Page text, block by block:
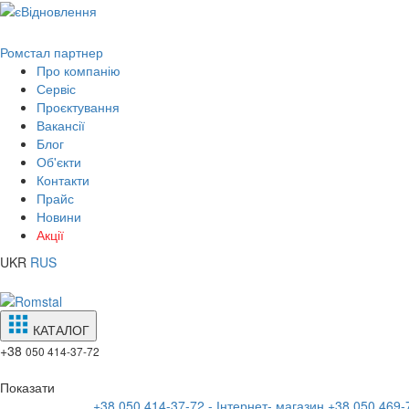
Ромстал партнер
Про компанію
Сервіс
Проєктування
Вакансії
Блог
Об'єкти
Контакти
Прайс
Новини
Акції
UKR RUS
КАТАЛОГ
+38 050 414-37-72
Показати
+38 050 414-37-72 - Інтернет- магазин +38 050